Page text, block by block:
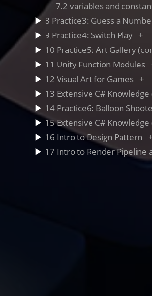
7.2 variables and
8 Practice3: Guess a
9 Practice4: Switch Play
10 Practice5: Art Gallery
11 Unity Function Modules
12 Visual Art for Games
13 Extensive C# Knowledge
14 Practice6: Balloon
15 Extensive C# Knowledge
16 Intro to Design Pattern
17 Intro to Render Pipeline